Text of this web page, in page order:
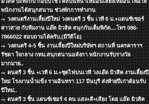
พนักงานได้สนุกสนาน ช่วงพักการทำงาน
วงดนตรีงานเลี้ยงปีใหม่ วงดนตรี 3 ชิ้น เวที 6 ม.+แดนซ์เซอร์
สาวสวย กับทีมงาน แอ๊ด มิวสิค สนุกกันเต็มพิกัด....โทร 086-
7866022 สอบถามได้ครับ.(มีวีดีโอ)
วงดนตรี 4-5 ชิ้น งานเลี้ยงปีใหม่บริษัทฯ สถานที่ นครคาราฯ
รัชดา ใจกลาง กทม.สนุกสนานอลังกา พนักงานรับรางวัล
มากมาย..
ดนตรี 3 ชิ้น +เวที 6 ม.+ชุดไฟบนเวที วงแอ๊ด มิวสิค งานเลี้ยงปี
ใหม่ โรงงานน้ำแข็ง รามอินทรา 117 มีนบุรี ส่งท้ายปีเก่าต้อนรับ
ปีใหม่..
ดนตรี 3 ชิ้น แดนซ์เซอร์ 4 คน แสง+สี+เสียง โดย แอ๊ด มิวสิค